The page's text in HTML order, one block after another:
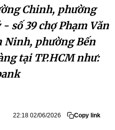
Chinh, phường
số 39 chợ Phạm Văn
Ninh, phường Bến
tại TP.HCM như:
22:18 02/06/2026 Copy link